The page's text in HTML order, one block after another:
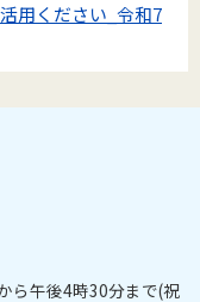
用ください_令和7
ら午後4時30分まで(祝